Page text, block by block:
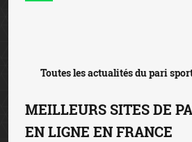
Toutes les actualités du pari
MEILLEURS SITES DE
EN LIGNE EN FRANCE